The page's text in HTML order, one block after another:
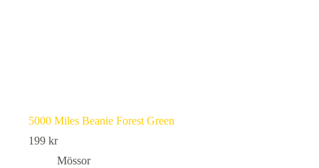
5000 Miles Beanie Forest Green
199 kr
Mössor